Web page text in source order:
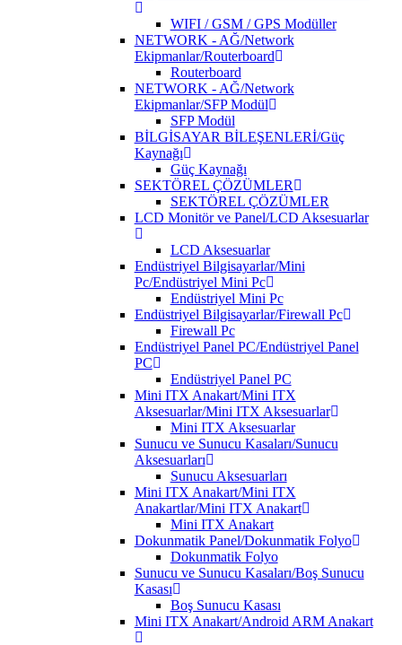
WIFI / GSM / GPS Modüller
NETWORK - AĞ/Network
Ekipmanlar/Routerboard
Routerboard
NETWORK - AĞ/Network
Ekipmanlar/SFP Modül
SFP Modül
BİLGİSAYAR BİLEŞENLERİ/Güç
Kaynağı
Güç Kaynağı
SEKTÖREL ÇÖZÜMLER
SEKTÖREL ÇÖZÜMLER
LCD Monitör ve Panel/LCD Aksesuarlar
LCD Aksesuarlar
Endüstriyel Bilgisayarlar/Mini
Pc/Endüstriyel Mini Pc
Endüstriyel Mini Pc
Endüstriyel Bilgisayarlar/Firewall Pc
Firewall Pc
Endüstriyel Panel PC/Endüstriyel Panel
PC
Endüstriyel Panel PC
Mini ITX Anakart/Mini ITX
Aksesuarlar/Mini ITX Aksesuarlar
Mini ITX Aksesuarlar
Sunucu ve Sunucu Kasaları/Sunucu
Aksesuarları
Sunucu Aksesuarları
Mini ITX Anakart/Mini ITX
Anakartlar/Mini ITX Anakart
Mini ITX Anakart
Dokunmatik Panel/Dokunmatik Folyo
Dokunmatik Folyo
Sunucu ve Sunucu Kasaları/Boş Sunucu
Kasası
Boş Sunucu Kasası
Mini ITX Anakart/Android ARM Anakart